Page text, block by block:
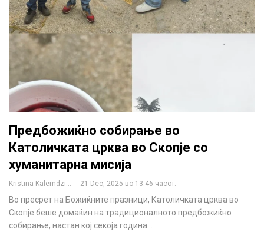
Предбожиќно собирање во
Католичката црква во Скопје со
хуманитарна мисија
Kristina Kalemdzikj 21 Dec, 2025 во 13:46 часот.
Во пресрет на Божиќните празници, Католичката црква во
Скопје беше домаќин на традиционалното предбожиќно
собирање, настан кој секоја година…